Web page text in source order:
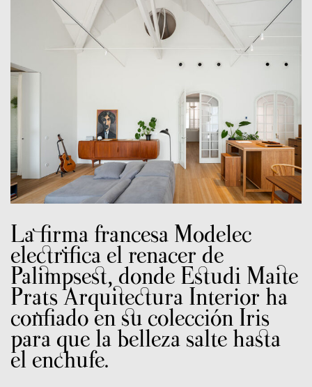
La firma francesa Modelec
electrifica el renacer de
Palimpsest, donde Estudi Maite
Prats Arquitectura Interior ha
confiado en su colección Iris
para que la belleza salte hasta
el enchufe.